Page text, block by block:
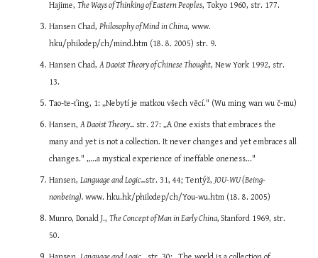
Hajime, The Ways of Thinking of Eastern Peoples, Tokyo 1960, str. 177.
Hansen Chad, Philosophy of Mind in China, www.
hku/philodep/ch/mind.htm (18. 8. 2005) str. 9.
Hansen Chad, A Daoist Theory of Chinese Thought, New York 1992, str.
13.
Tao-te-ťing, 1: „Nebytí je matkou všech věcí." (Wu ming wan wu č-mu)
Hansen, A Daoist Theory... str. 27: „A One exists that embraces the
many and yet is not a collection. It never changes and yet embraces all
changes." „...a mystical experience of ineffable oneness..."
Hansen, Language and Logic...str. 31, 44; Tentýž, JOU-WU (Being-
nonbeing). www. hku.hk/philodep/ch/You-wu.htm (18. 8. 2005)
Munro, Donald J., The Concept of Man in Early China, Stanford 1969, str.
50.